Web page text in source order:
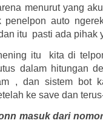
menurut yang
penelpon auto
itu pasti ada pihak
itu kita di
dalam hitungan
, dan sistem bot
ke save dan
masuk dari